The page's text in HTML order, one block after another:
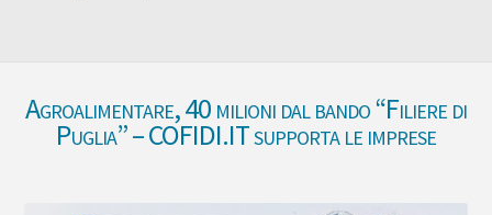
Agroalimentare, 40 milioni dal bando “Filiere di
Puglia” – COFIDI.IT supporta le imprese